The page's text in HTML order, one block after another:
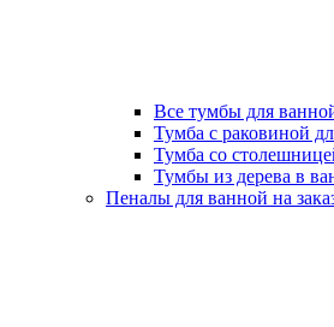
Все тумбы для
Тумба с раковиной
Тумба со
Тумбы из дерева в
Пеналы для ванной на